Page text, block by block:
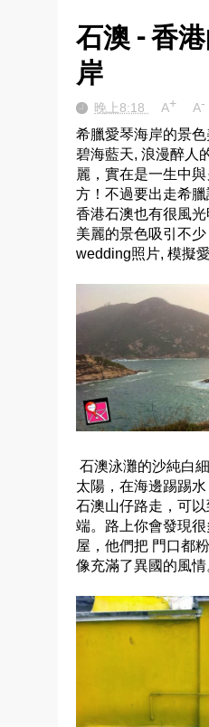
石澳 - 香
岸
晚上8:18 A+ A-
希臘愛琴海岸的景
碧海藍天, 浪漫醉人
麗，實在是一生中
方！不過要出走希
香港石澳也有很風光
美麗的景色吸引不
wedding照片, 模擬
石澳泳灘的沙純白
太陽，在海邊踢踢
石澳山仔路走，可
端。路上你會發現
屋，他們把 門口都
像充滿了異國的風情